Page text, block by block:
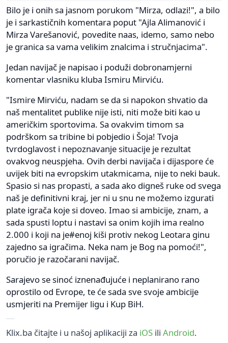
Bilo je i onih sa jasnom porukom "Mirza, odlazi!", a bilo
je i sarkastičnih komentara poput "Ajla Alimanović i
Mirza Varešanović, povedite naas, idemo, samo nebo
je granica sa vama velikim znalcima i stručnjacima".
Jedan navijač je napisao i poduži dobronamjerni
komentar vlasniku kluba Ismiru Mirviću.
"Ismire Mirviću, nadam se da si napokon shvatio da
naš mentalitet publike nije isti, niti može biti kao u
američkim sportovima. Sa ovakvim timom sa
podrškom sa tribine bi pobjedio i Šoja! Tvoja
tvrdoglavost i nepoznavanje situacije je rezultat
ovakvog neuspjeha. Ovih derbi navijača i dijaspore će
uvijek biti na evropskim utakmicama, nije to neki bauk.
Spasio si nas propasti, a sada ako digneš ruke od svega
naš je definitivni kraj, jer ni u snu ne možemo izgurati
plate igrača koje si doveo. Imao si ambicije, znam, a
sada spusti loptu i nastavi sa onim kojih ima realno
2.000 i koji na je#enoj kiši protiv nekog Leotara ginu
zajedno sa igračima. Neka nam je Bog na pomoći!",
poručio je razočarani navijač.
Sarajevo se sinoć iznenađujuće i neplanirano rano
oprostilo od Evrope, te će sada sve svoje ambicije
usmjeriti na Premijer ligu i Kup BiH.
Klix.ba čitajte i u našoj aplikaciji za iOS ili Android.